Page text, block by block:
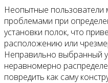
Неопытные пользователи
проблемами при
установки полок, что
расположению или
Неправильно выбранный
неравномерно
повредить как саму